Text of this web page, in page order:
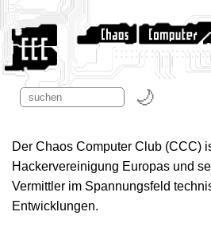
Der Chaos Computer Club (CCC)
Hackervereinigung Europas und
Vermittler im Spannungsfeld
Entwicklungen.